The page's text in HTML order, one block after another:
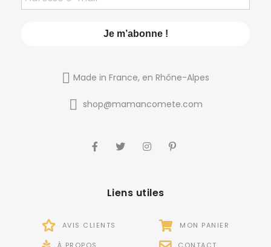
Made in France, en Rhône-Alpes
shop@mamancomete.com
Liens utiles
AVIS CLIENTS MON PANIER